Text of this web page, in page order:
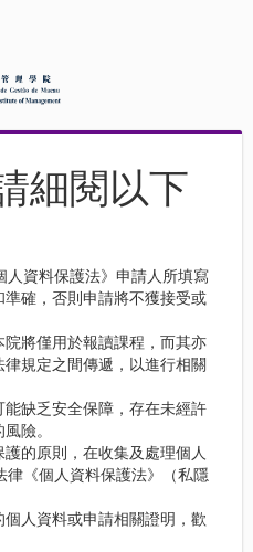
細閱以下
資料保護法》申請人所填寫
確，否則申請將不獲接受或
將僅用於報讀課程，而其亦
規定之間傳遞，以進行相關
缺乏安全保障，存在未經許
險。
的原則，在收集及處理個人
《個人資料保護法》（私隱
人資料或申請相關證明，歡